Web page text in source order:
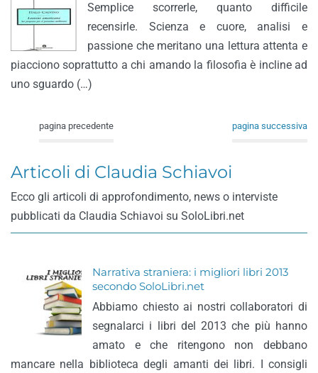
Semplice scorrerle, quanto difficile
recensirle. Scienza e cuore, analisi e
passione che meritano una lettura attenta e
piacciono soprattutto a chi amando la filosofia è incline ad
uno sguardo (…)
pagina precedente pagina successiva
Articoli di Claudia Schiavoi
Ecco gli articoli di approfondimento, news o interviste
pubblicati da Claudia Schiavoi su SoloLibri.net
Narrativa straniera: i migliori libri 2013
secondo SoloLibri.net
Abbiamo chiesto ai nostri collaboratori di
segnalarci i libri del 2013 che più hanno
amato e che ritengono non debbano
mancare nella biblioteca degli amanti dei libri. I consigli